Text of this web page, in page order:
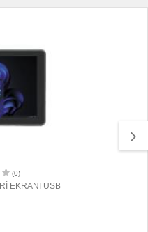
(0)
EKRANI USB